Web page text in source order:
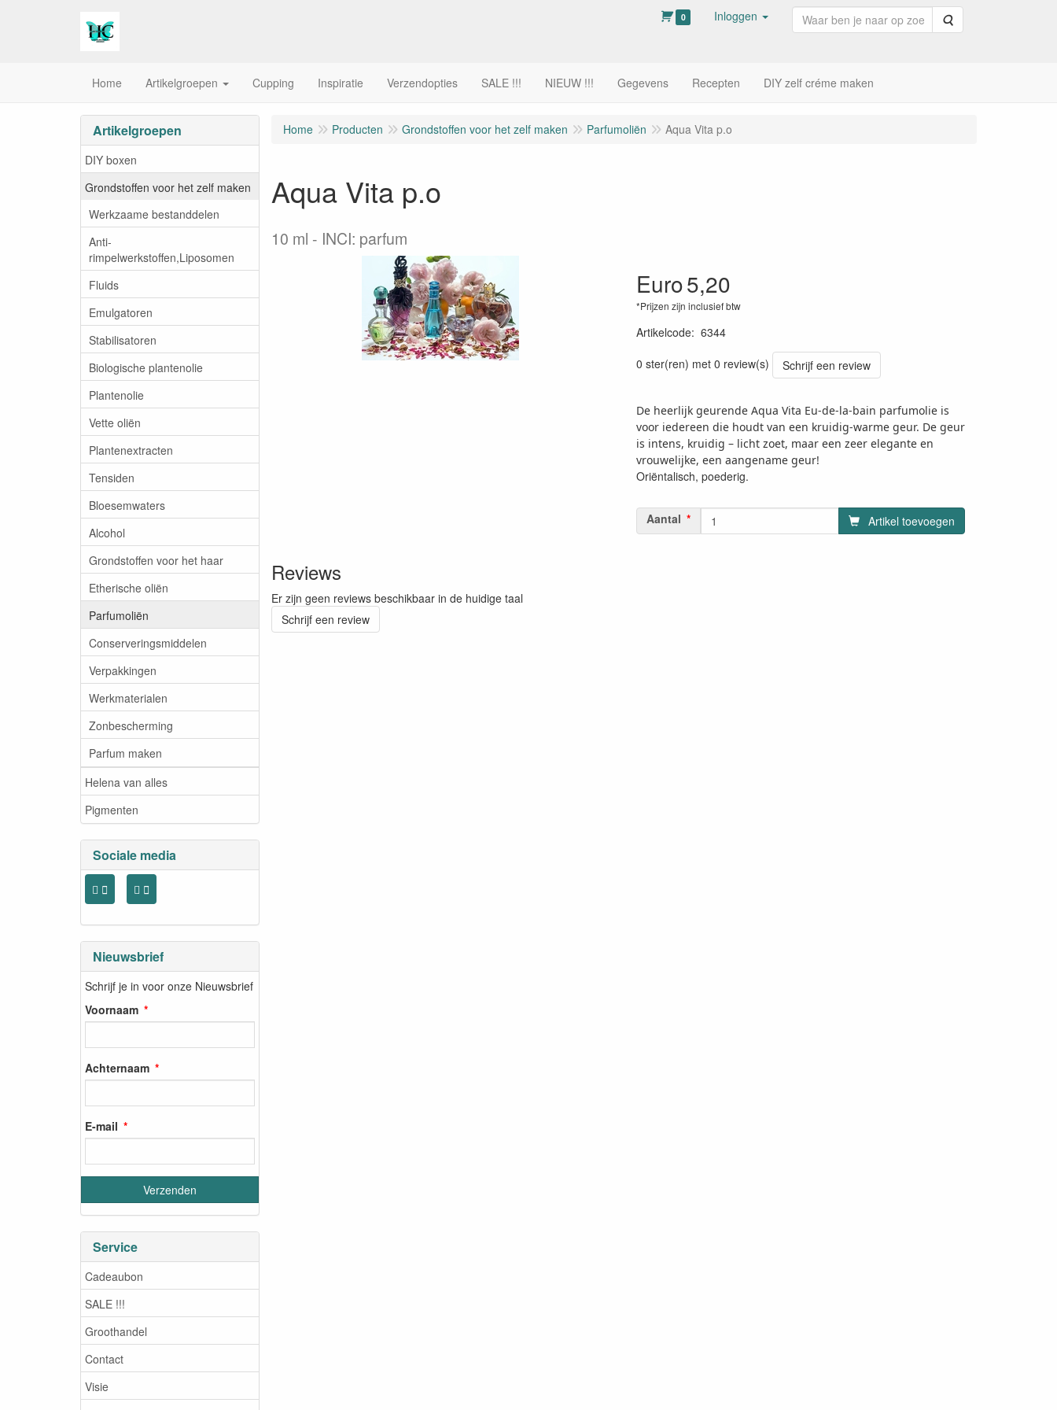
0 Inloggen Zoeken
Home Artikelgroepen Cupping Inspiratie Verzendopties SALE !!! NIEUW !!! Gegevens Recepten DIY zelf créme maken
Artikelgroepen
DIY boxen
Grondstoffen voor het zelf maken
Werkzaame bestanddelen
Anti-
rimpelwerkstoffen,Liposomen
Fluids
Emulgatoren
Stabilisatoren
Biologische plantenolie
Plantenolie
Vette oliën
Plantenextracten
Tensiden
Bloesemwaters
Alcohol
Grondstoffen voor het haar
Etherische oliën
Parfumoliën
Conserveringsmiddelen
Verpakkingen
Werkmaterialen
Zonbescherming
Parfum maken
Helena van alles
Pigmenten
Sociale media
Nieuwsbrief
Schrijf je in voor onze Nieuwsbrief
Voornaam
Achternaam
E-mail
Service
Cadeaubon
SALE !!!
Groothandel
Contact
Visie
Home Producten Grondstoffen voor het zelf maken Parfumoliën Aqua Vita p.o
Aqua Vita p.o
10 ml INCI: parfum
Euro5,20
*Prijzen zijn inclusief btw
Artikelcode: 6344
0 ster(ren) met 0 review(s)
Schrijf een review
De heerlijk geurende Aqua Vita Eu-de-la-bain parfumolie is
voor iedereen die houdt van een kruidig-warme geur. De geur
is intens, kruidig – licht zoet, maar een zeer elegante en
vrouwelijke, een aangename geur!
Oriëntalisch, poederig.
Aantal Artikel toevoegen
Reviews
Er zijn geen reviews beschikbaar in de huidige taal
Schrijf een review